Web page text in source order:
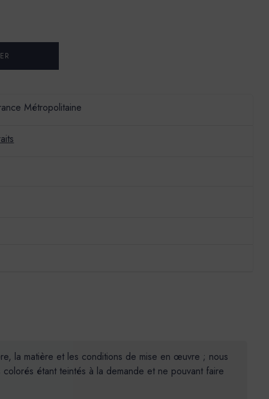
Métropolitaine
la matière et les conditions de mise en œuvre ; nous
étant teintés à la demande et ne pouvant faire